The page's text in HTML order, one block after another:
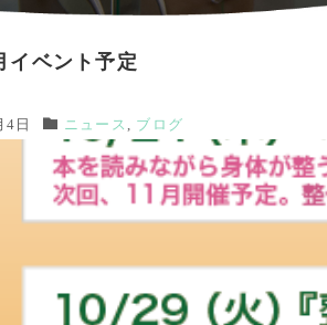
イベント予定
日
ニュース , ブログ